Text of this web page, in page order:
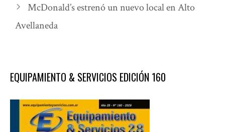
McDonald’s estrenó un nuevo local en Alto
Avellaneda
EQUIPAMIENTO & SERVICIOS EDICIÓN 160